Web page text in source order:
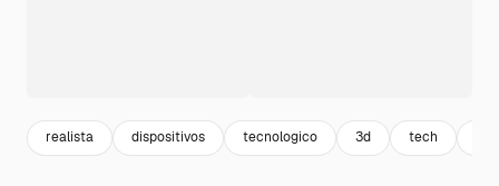
realista dispositivos tecnologico 3d tech